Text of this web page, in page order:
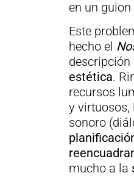
en un
Este
hecho el
descripción
estética.
recursos
y virtuosos,
sonoro
mucho a la